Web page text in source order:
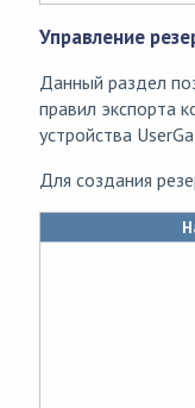
Управление
Данный раздел
правил экспорта
устройства
Для создания